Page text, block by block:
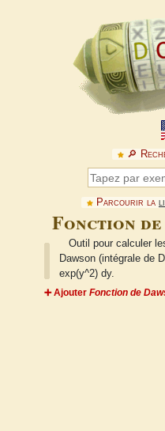
🔎︎
Parcourir la
Fonction de
Outil pour calculer
Dawson (intégrale de
exp(y^2) dy.
➕ Ajouter Fonction de